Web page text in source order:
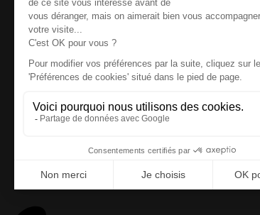
Magazine et site internet culturels
Termes et conditions
|Gestion des cookies